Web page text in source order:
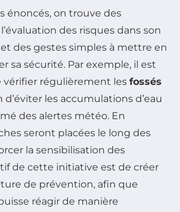
énoncés, on trouve des
des risques dans son
des gestes simples à mettre en
sa sécurité. Par exemple, il est
vérifier régulièrement les fossés
d’éviter les accumulations d’eau
des alertes météo. En
seront placées le long des
la sensibilisation des
de cette initiative est de créer
de prévention, afin que
réagir de manière